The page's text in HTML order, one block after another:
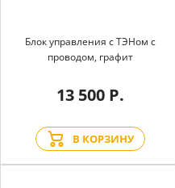
Блок управления с ТЭНом с
проводом, графит
13 500 Р.
В КОРЗИНУ